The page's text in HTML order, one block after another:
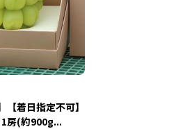
【着日指定不可】
房(約900g...